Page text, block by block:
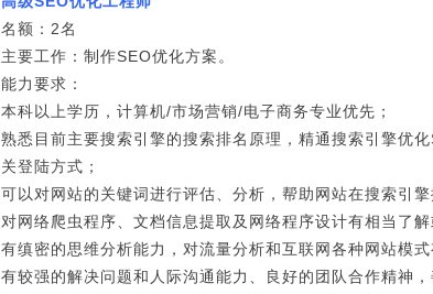
名额：2名
主要工作：制作SEO优化方案。
能力要求：
本科以上学历，计算机/市场营销/电子商务专业优先；
熟悉目前主要搜索引擎的搜索排名原理，精通搜索引擎优
关登陆方式；
可以对网站的关键词进行评估、分析，帮助网站在搜索引
对网络爬虫程序、文档信息提取及网络程序设计有相当了
有缜密的思维分析能力，对流量分析和互联网各种网站模
有较强的解决问题和人际沟通能力、良好的团队合作精神